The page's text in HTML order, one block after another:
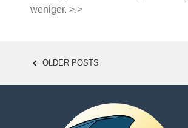
weniger. >.>
POSTS
OLDER POSTS